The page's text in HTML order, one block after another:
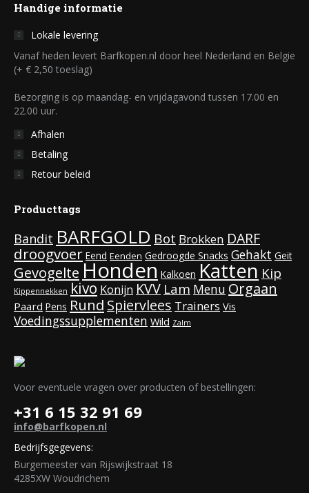
Handige informatie
Lokale levering
Vanaf heden levert Barfkopen.nl door heel Nederland en Belgie
(+ € 2,50 toeslag)
Bezorging is op maandag- en vrijdagavond tussen 17.00 en
22.00 uur.
Afhalen
Betaling
Retour beleid
Producttags
Bandit BARFGOLD Bot Brokken DARF
droogvoer Eend Eenden Gedroogde Snacks Gehakt Geit
GevogelteHonden Kalkoen Katten Kip
Kippennekken kivo Konijn KVV Lam Menu Orgaan
Paard Pens Rund Spiervlees Trainers Vis
Voedingssupplementen Wild Zalm
Voor eventuele vragen over producten of bestellingen:
+31 6 15 32 91 69
info@barfkopen.nl
Bedrijfsgegevens:
Burgemeester van Rijswijkstraat 18
4285XW Woudrichem